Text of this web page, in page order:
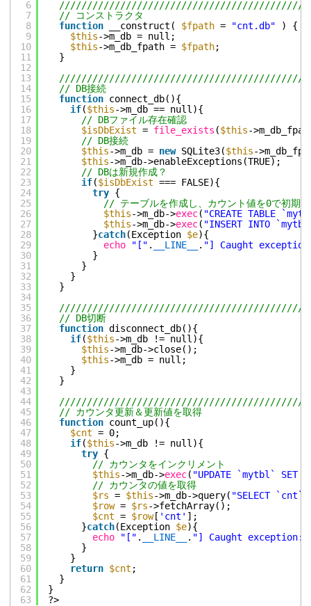
6
7
8
9
10
11
12
13
14
15
16
17
18
19
20
21
22
23
24
25
26
27
28
29
30
31
32
33
34
35
36
37
38
39
40
41
42
43
44
45
46
47
48
49
50
51
52
53
54
55
56
57
58
59
60
61
62
63
// コンストラクタ
function
__construct( $fpath = "cnt.db"
) {
$this->m_db = null;
$this->m_db_fpath = $fpath;
}
// DB接続
function connect_db(){
if($this->m_db == null){
// DBファイル存在確認
$isDbExist = file_exists ($this-
// DB接続
$this->m_db = new SQLite3($this-
$this->m_db->enableExceptions(TRUE);
// DBは新規作成？
if($isDbExist === FALSE){
try {
// テーブルを作成し、カウント値を0で初期化
$this->m_db->exec( "CREATE TABLE
$this->m_db->exec( "INSERT INTO
}catch(Exception $e){
echo
"[" . __LINE__ . "] Caught
}
}
}
}
// DB切断
function disconnect_db(){
if($this->m_db != null){
$this->m_db->close();
$this->m_db = null;
}
}
// カウンタ更新＆更新値を取得
function count_up(){
$cnt = 0;
if($this->m_db != null){
try {
// カウンタをインクリメント
$this->m_db->exec( "UPDATE `mytbl`
// カウンタの値を取得
$rs = $this->m_db->query( "SELECT `cnt`
$row = $rs->fetchArray();
$cnt = $row[ 'cnt' ];
}catch(Exception $e){
echo
"[" . __LINE__ . "] Caught exception:
}
}
return $cnt ;
}
}
?>